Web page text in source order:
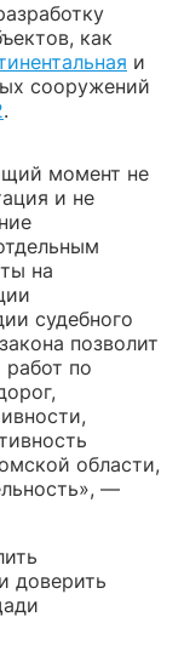
как
и
сооружений
.
момент не
и не
на
судебного
позволит
работ по
области,
—
доверить